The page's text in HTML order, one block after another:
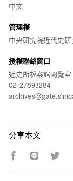
中文
管理權
中央研究院近代史研
授權聯絡窗口
近史所檔案館閱覽室
02-27898284
分享本文